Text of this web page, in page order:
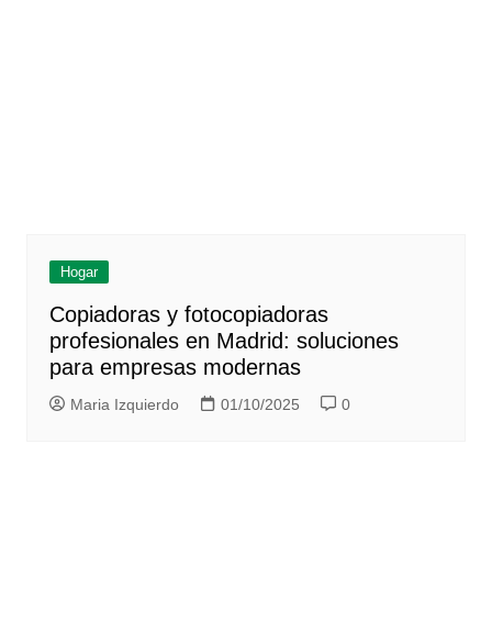
Hogar
Copiadoras y fotocopiadoras
profesionales en Madrid: soluciones
para empresas modernas
Maria Izquierdo 01/10/2025 0